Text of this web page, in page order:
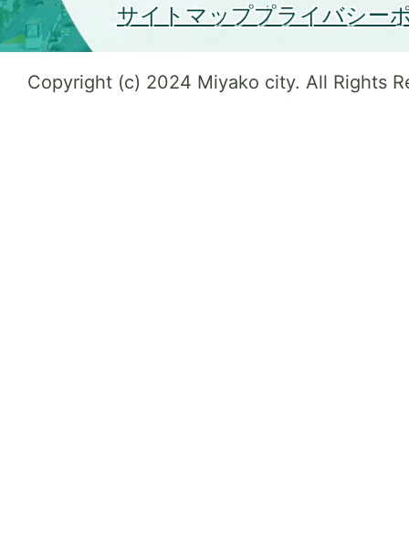
サイトマッププライバシー
Copyright (c) 2024 Miyako city. All Rights